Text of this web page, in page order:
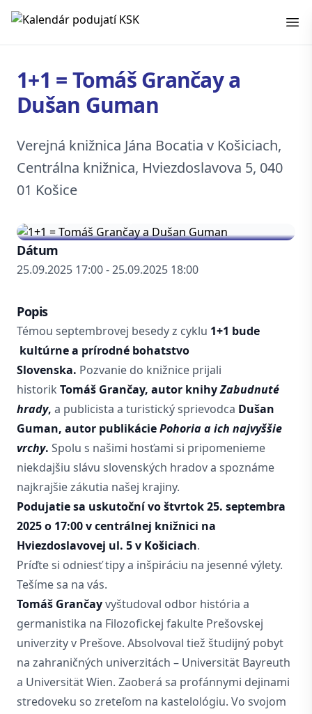
Kalendár podujatí KSK
1+1 = Tomáš Grančay a
Dušan Guman
Verejná knižnica Jána Bocatia v Košiciach,
Centrálna knižnica, Hviezdoslavova 5, 040
01 Košice
Dátum
25.09.2025 17:00 - 25.09.2025 18:00
Popis
Témou septembrovej besedy z cyklu 1+1 bude
kultúrne a prírodné bohatstvo
Slovenska. Pozvanie do knižnice prijali
historik Tomáš Grančay, autor knihyZabudnuté
hrady, a publicista a turistický sprievodca Dušan
Guman, autor publikáciePohoria a ich najvyššie
vrchy. Spolu s našimi hosťami si pripomenieme
niekdajšiu slávu slovenských hradov a spoznáme
najkrajšie zákutia našej krajiny.
Podujatie sa uskutoční vo štvrtok 25. septembra
2025 o 17:00 v centrálnej knižnici na
Hviezdoslavovej ul. 5 v Košiciach.
Príďte si odniesť tipy a inšpiráciu na jesenné výlety.
Tešíme sa na vás.
Tomáš Grančayvyštudoval odbor história a
germanistika na Filozofickej fakulte Prešovskej
univerzity v Prešove. Absolvoval tiež študijný pobyt
na zahraničných univerzitách – Universität Bayreuth
a Universität Wien. Zaoberá sa profánnymi dejinami
stredoveku so zreteľom na kastelológiu. Vo svojom